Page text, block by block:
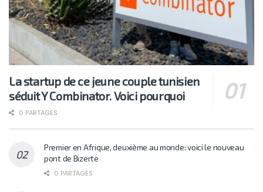
La startup de ce jeune couple tunisien
séduit Y Combinator. Voici pourquoi
0 PARTAGES
Premier en Afrique, deuxième au monde: voici le nouveau
pont de Bizerte
0 PARTAGES